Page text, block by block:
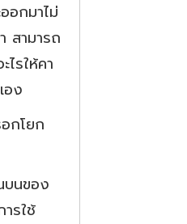
อกมาไม่
สามารถ
ไรให้คา
อง
กโยก
บนของ
รใช้